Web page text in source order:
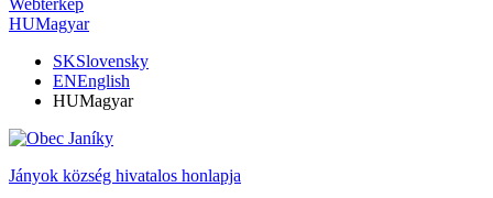
Webtérkép
HUMagyar
SKSlovensky
ENEnglish
HUMagyar
Jányok község hivatalos honlapja